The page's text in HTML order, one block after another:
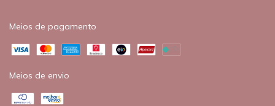
Meios de pagamento
Meios de envio